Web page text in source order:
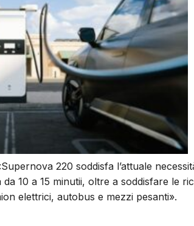
220 soddisfa l’attuale
10 a 15 minutii, oltre a soddisfare le
elettrici, autobus e mezzi pesanti».